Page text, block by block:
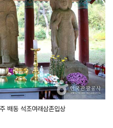
배동 석조여래삼존입상